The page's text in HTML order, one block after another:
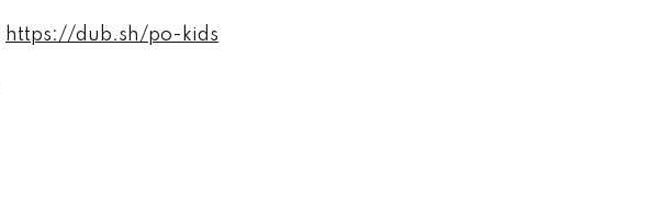
https://dub.sh/po-kids